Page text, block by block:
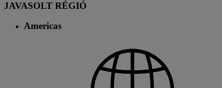
JAVASOLT RÉGIÓ
Americas